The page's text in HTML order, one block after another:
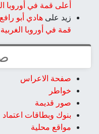
أعلى قمة في أوروبا
زيد على هادي أبو
قمة في أوروبا الغربية
صفحة الاعراس
خواطر
صور قديمة
بنوك وبطاقات اعتماد
مواقع محلية